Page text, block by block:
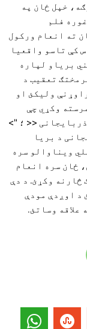
خپل ځان په
فلم
ته انعام ورکول
کې تاسو واقعیا
بریاو لپاره
"> ستاسو د پرمختګ تعقیب د
ولیکئ او
وکړي چې
<< ؛ ">
د بریا
ویناوالو سره
ځان سره انعام
څارنه وکړئ. د دې
د اوږدې مودې
علاقه وساتئ.